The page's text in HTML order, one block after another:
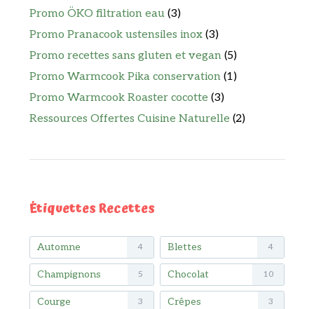
Promo ÖKO filtration eau (3)
Promo Pranacook ustensiles inox (3)
Promo recettes sans gluten et vegan (5)
Promo Warmcook Pika conservation (1)
Promo Warmcook Roaster cocotte (3)
Ressources Offertes Cuisine Naturelle (2)
Étiquettes Recettes
Automne 4 Blettes 4
Champignons 5 Chocolat 10
Courge 3 Crêpes 3